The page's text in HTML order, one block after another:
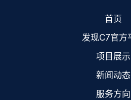
首页
发现C7官方
项目展示
新闻动态
服务方向